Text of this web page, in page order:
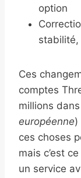
option
stabilité,
Ces
comptes
millions
européenne)
ces choses
mais c’est
un service